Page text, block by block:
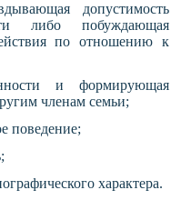
допустимость
либо побуждающая
по отношению к
и формирующая
членам семьи;
поведение;
характера.